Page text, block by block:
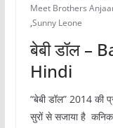
Meet Brothers
,Sunny Leone
बेबी डॉल –
Hindi
“बेबी डॉल” 2014 की
सुरों से सजाया है